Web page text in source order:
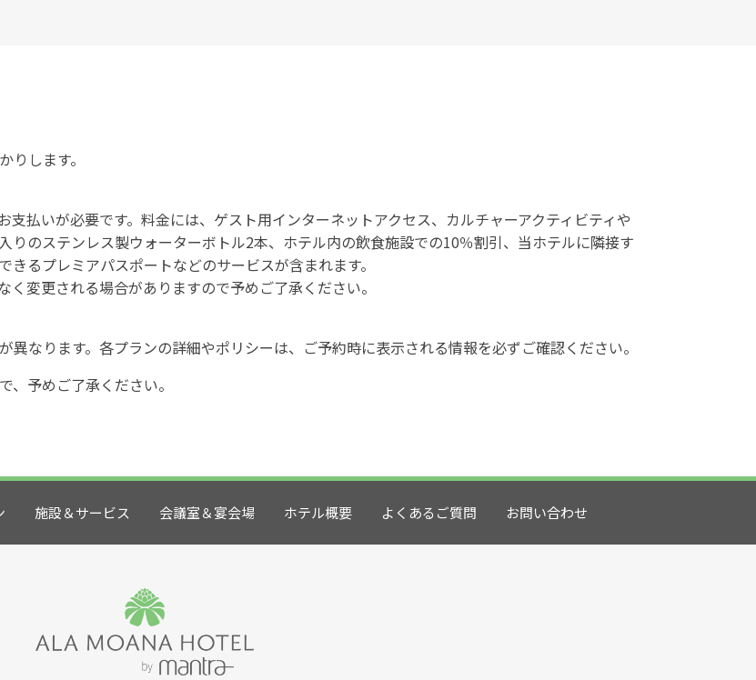
します。
払いが必要です。料金には、ゲスト用インターネットアクセス、カルチャーアクティビティや
りのステンレス製ウォーターボトル2本、ホテル内の飲食施設での10％割引、当ホテルに隣接す
るプレミアパスポートなどのサービスが含まれます。
変更される場合がありますので予めご了承ください。
なります。各プランの詳細やポリシーは、ご予約時に表示される情報を必ずご確認ください。
予めご了承ください。
施設＆サービス 会議室＆宴会場 ホテル概要 よくあるご質問 お問い合わせ